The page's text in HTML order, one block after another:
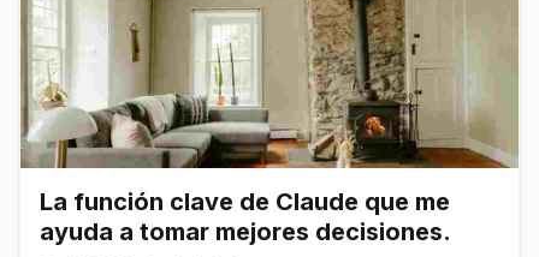
La función clave de Claude que me
ayuda a tomar mejores decisiones.